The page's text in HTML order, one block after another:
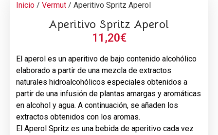
Inicio / Vermut / Aperitivo Spritz Aperol
Aperitivo Spritz Aperol
11,20€
El aperol es un aperitivo de bajo contenido alcohólico
elaborado a partir de una mezcla de extractos
naturales hidroalcohólicos especiales obtenidos a
partir de una infusión de plantas amargas y aromáticas
en alcohol y agua. A continuación, se añaden los
extractos obtenidos con los aromas.
El Aperol Spritz es una bebida de aperitivo cada vez